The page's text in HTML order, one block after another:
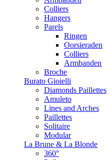
Colliers
Hangers
Parels
Ringen
Oorsieraden
Colliers
Armbanden
Broche
Burato Gioielli
Diamonds Paillettes
Amuleto
Lines and Arches
Paillettes
Solitaire
Modular
La Brune & La Blonde
360°